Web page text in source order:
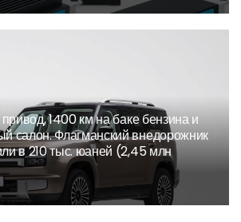
1400 км на баке бензина и
салон. Флагманский внедорожник
в 210 тыс. юаней (2,45 млн